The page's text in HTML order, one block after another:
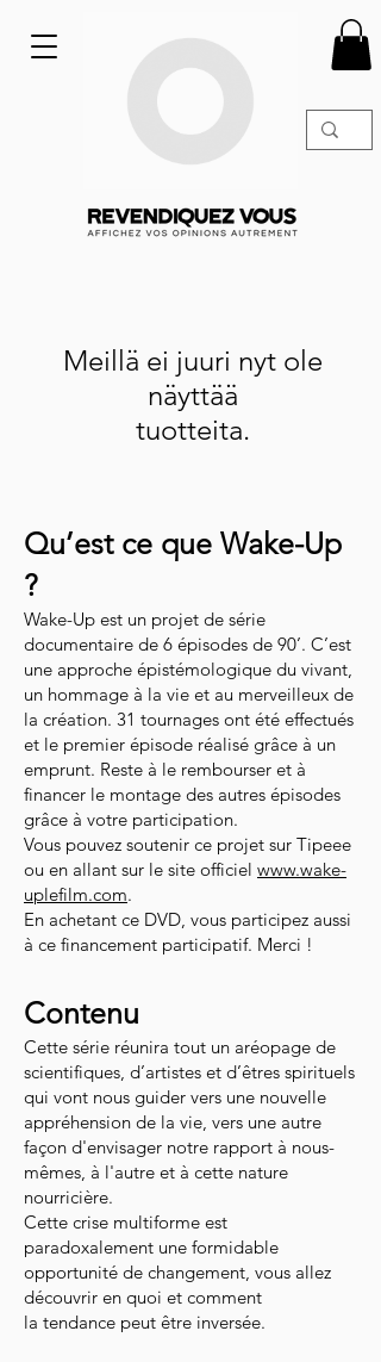
Meillä ei juuri nyt ole
näyttää
tuotteita.
Qu’est ce que Wake-Up
?
Wake-Up est un projet de série
documentaire de 6 épisodes de 90’. C’est
une approche épistémologique du vivant,
un hommage à la vie et au merveilleux de
la création. 31 tournages ont été effectués
et le premier épisode réalisé grâce à un
emprunt. Reste à le rembourser et à
financer le montage des autres épisodes
grâce à votre participation.
Vous pouvez soutenir ce projet sur Tipeee
ou en allant sur le site officiel www.wake-
uplefilm.com.
En achetant ce DVD, vous participez aussi
à ce financement participatif. Merci !
Contenu
Cette série réunira tout un aréopage de
scientifiques, d’artistes et d’êtres spirituels
qui vont nous guider vers une nouvelle
appréhension de la vie, vers une autre
façon d'envisager notre rapport à nous-
mêmes, à l'autre et à cette nature
nourricière.
Cette crise multiforme est
paradoxalement une formidable
opportunité de changement, vous allez
découvrir en quoi et comment
la tendance peut être inversée.